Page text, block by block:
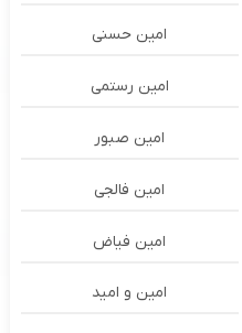
امین حسنی
امین رستمی
امین صبور
امین فالجی
امین فیاض
امین و امید